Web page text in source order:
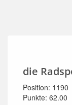
die
Position: 1190
Punkte: 62.00